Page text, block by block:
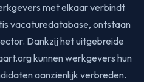
met elkaar verbindt
vacaturedatabase, ontstaan
Dankzij het uitgebreide
kunnen werkgevers hun
aanzienlijk verbreden.